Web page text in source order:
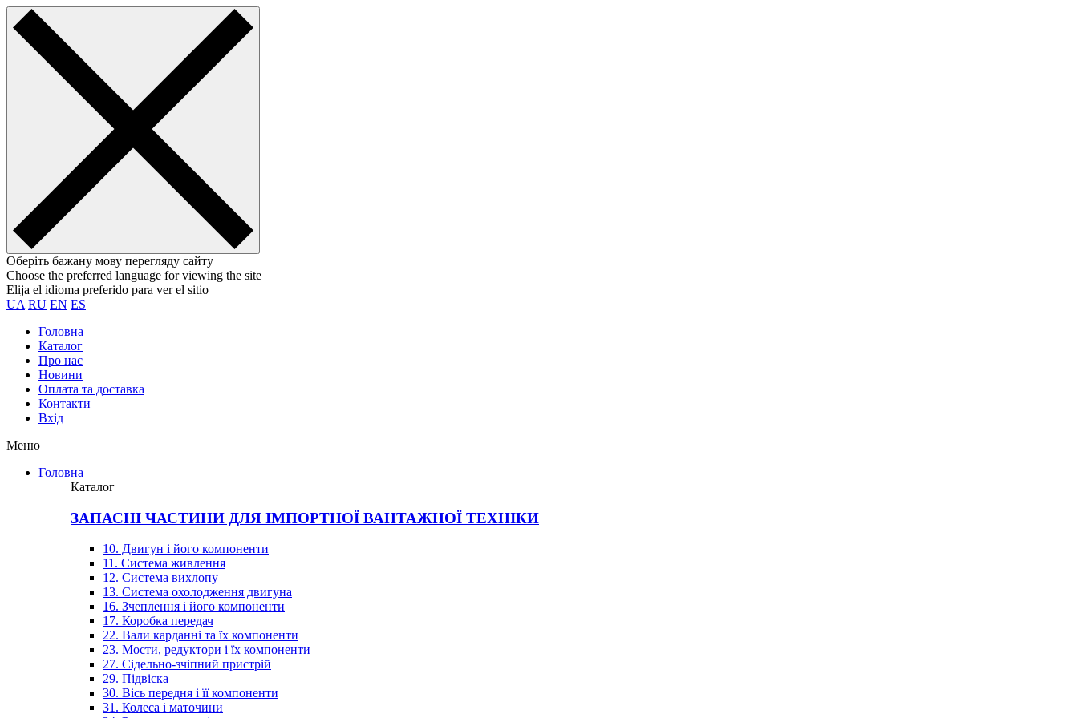
Оберіть бажану мову перегляду сайту
Choose the preferred language for viewing the site
Elija el idioma preferido para ver el sitio
UA RU EN ES
Головна
Каталог
Про нас
Новини
Оплата та доставка
Контакти
Вхiд
Меню
Головна
Каталог
ЗАПАСНІ ЧАСТИНИ ДЛЯ ІМПОРТНОЇ ВАНТАЖНОЇ ТЕХНІКИ
10. Двигун і його компоненти
11. Система живлення
12. Система вихлопу
13. Система охолодження двигуна
16. Зчеплення і його компоненти
17. Коробка передач
22. Вали карданні та їх компоненти
23. Мости, редуктори і їх компоненти
27. Сідельно-зчіпний пристрій
29. Підвіска
30. Вісь передня і її компоненти
31. Колеса і маточини